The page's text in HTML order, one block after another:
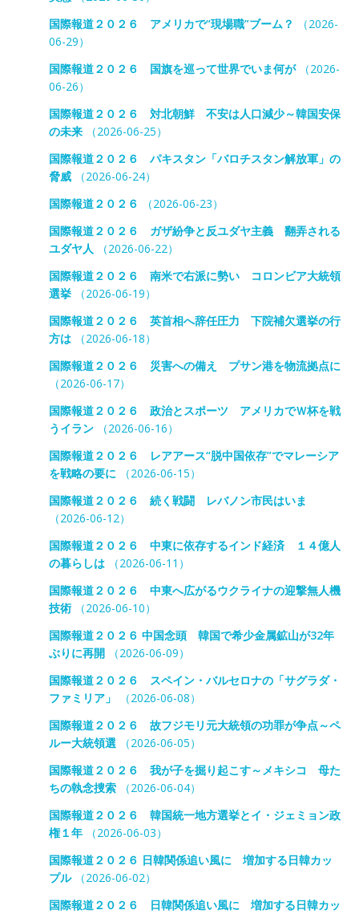
国際報道２０２６ アメリカで“現場職”ブーム？
（2026-
06-29）
国際報道２０２６ 国旗を巡って世界でいま何が（2026-
06-26）
国際報道２０２６ 対北朝鮮 不安は人口減少～韓国安保
の未来（2026-06-25）
国際報道２０２６ パキスタン「バロチスタン解放軍」の
脅威（2026-06-24）
国際報道２０２６
（2026-06-23）
国際報道２０２６ ガザ紛争と反ユダヤ主義 翻弄される
ユダヤ人 （2026-06-22）
国際報道２０２６ 南米で右派に勢い コロンビア大統領
選挙（2026-06-19）
国際報道２０２６ 英首相へ辞任圧力 下院補欠選挙の行
方は（2026-06-18）
国際報道２０２６ 災害への備え プサン港を物流拠点に
（2026-06-17）
国際報道２０２６ 政治とスポーツ アメリカでＷ杯を戦
うイラン（2026-06-16）
国際報道２０２６ レアアース“脱中国依存”でマレーシア
を戦略の要に（2026-06-15）
国際報道２０２６ 続く戦闘 レバノン市民はいま
（2026-06-12）
国際報道２０２６ 中東に依存するインド経済 １４億人
の暮らしは（2026-06-11）
国際報道２０２６ 中東へ広がるウクライナの迎撃無人機
技術（2026-06-10）
国際報道２０２６ 中国念頭 韓国で希少金属鉱山が32年
ぶりに再開（2026-06-09）
国際報道２０２６ スペイン・バルセロナの「サグラダ・
ファミリア」
（2026-06-08）
国際報道２０２６ 故フジモリ元大統領の功罪が争点～ペ
ルー大統領選（2026-06-05）
国際報道２０２６ 我が子を掘り起こす～メキシコ 母た
ちの執念捜索（2026-06-04）
国際報道２０２６ 韓国統一地方選挙とイ・ジェミョン政
権１年（2026-06-03）
国際報道２０２６ 日韓関係追い風に 増加する日韓カッ
プル（2026-06-02）
国際報道２０２６ 日韓関係追い風に 増加する日韓カッ